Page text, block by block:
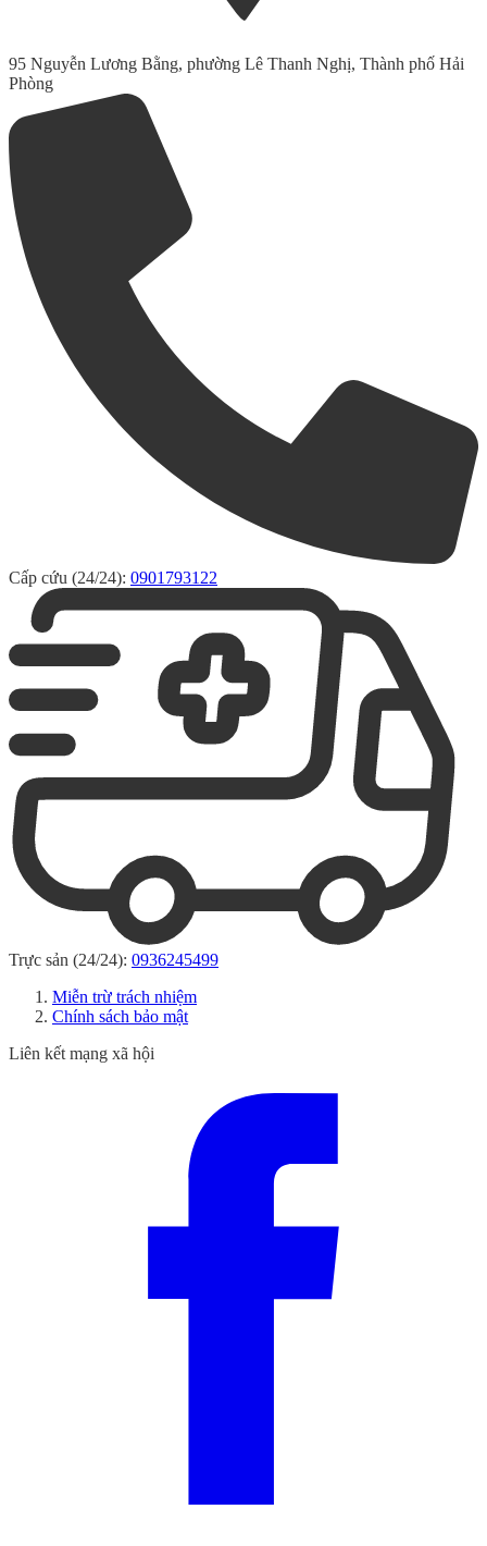
95 Nguyễn Lương Bằng, phường Lê Thanh Nghị, Thành phố Hải
Phòng
Cấp cứu (24/24): 0901793122
Trực sản (24/24): 0936245499
Miễn trừ trách nhiệm
Chính sách bảo mật
Liên kết mạng xã hội